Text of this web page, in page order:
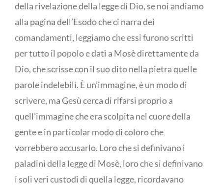
della rivelazione della legge di Dio, se noi andiamo
alla pagina dell’Esodo che ci narra dei
comandamenti, leggiamo che essi furono scritti
per tutto il popolo e dati a Mosè direttamente da
Dio, che scrisse con il suo dito nella pietra quelle
parole indelebili. È un’immagine, è un modo di
scrivere, ma Gesù cerca di rifarsi proprio a
quell’immagine che era scolpita nel cuore della
gente e in particolar modo di coloro che
vorrebbero accusarlo. Loro che si definivano i
paladini della legge di Mosè, loro che si definivano
i soli veri custodi di quella legge, ricordavano